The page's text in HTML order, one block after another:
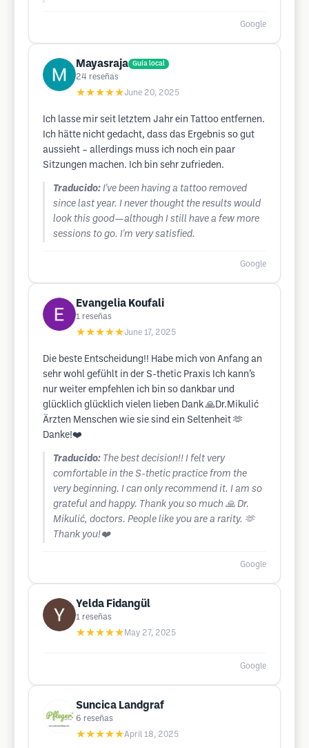
Google
Mayasraja Guía local
24 reseñas
★★★★★June 20, 2025
Ich lasse mir seit letztem Jahr ein Tattoo entfernen.
Ich hätte nicht gedacht, dass das Ergebnis so gut
aussieht – allerdings muss ich noch ein paar
Sitzungen machen. Ich bin sehr zufrieden.
Traducido: I've been having a tattoo removed
since last year. I never thought the results would
look this good—although I still have a few more
sessions to go. I'm very satisfied.
Google
Evangelia Koufali
1 reseñas
★★★★★June 17, 2025
Die beste Entscheidung!! Habe mich von Anfang an
sehr wohl gefühlt in der S-thetic Praxis Ich kann’s
nur weiter empfehlen ich bin so dankbar und
glücklich glücklich vielen lieben Dank 🙏Dr.Mikulić
Ärzten Menschen wie sie sind ein Seltenheit 🫶
Danke!❤️
Traducido: The best decision!! I felt very
comfortable in the S-thetic practice from the
very beginning. I can only recommend it. I am so
grateful and happy. Thank you so much 🙏 Dr.
Mikulić, doctors. People like you are a rarity. 🫶
Thank you!❤️
Google
Yelda Fidangül
1 reseñas
★★★★★ May 27, 2025
Google
Suncica Landgraf
6 reseñas
★★★★★April 18, 2025